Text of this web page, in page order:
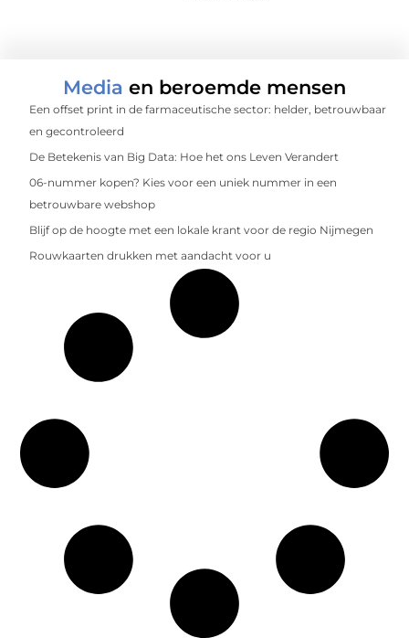
Media en beroemde mensen
Een offset print in de farmaceutische sector: helder, betrouwbaar
en gecontroleerd
De Betekenis van Big Data: Hoe het ons Leven Verandert
06-nummer kopen? Kies voor een uniek nummer in een
betrouwbare webshop
Blijf op de hoogte met een lokale krant voor de regio Nijmegen
Rouwkaarten drukken met aandacht voor u